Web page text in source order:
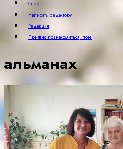
Спорт
Написать редактору
Редакция
Приятно познакомиться, поэт!
альманах